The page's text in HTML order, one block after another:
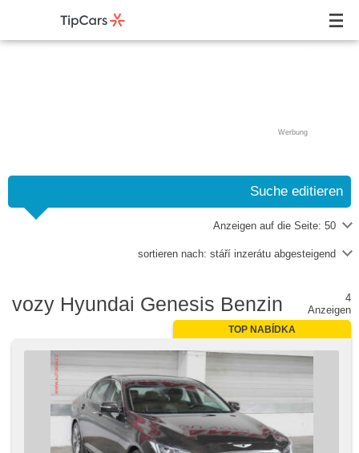
Werbung
Suche editieren
Anzeigen auf die Seite: 50
sortieren nach: stáří inzerátu abgesteigend
vozy Hyundai Genesis Benzin
4
Anzeigen
TOP NABÍDKA